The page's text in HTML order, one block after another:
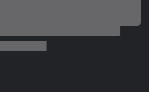
e 'lustra' taça da Copa...